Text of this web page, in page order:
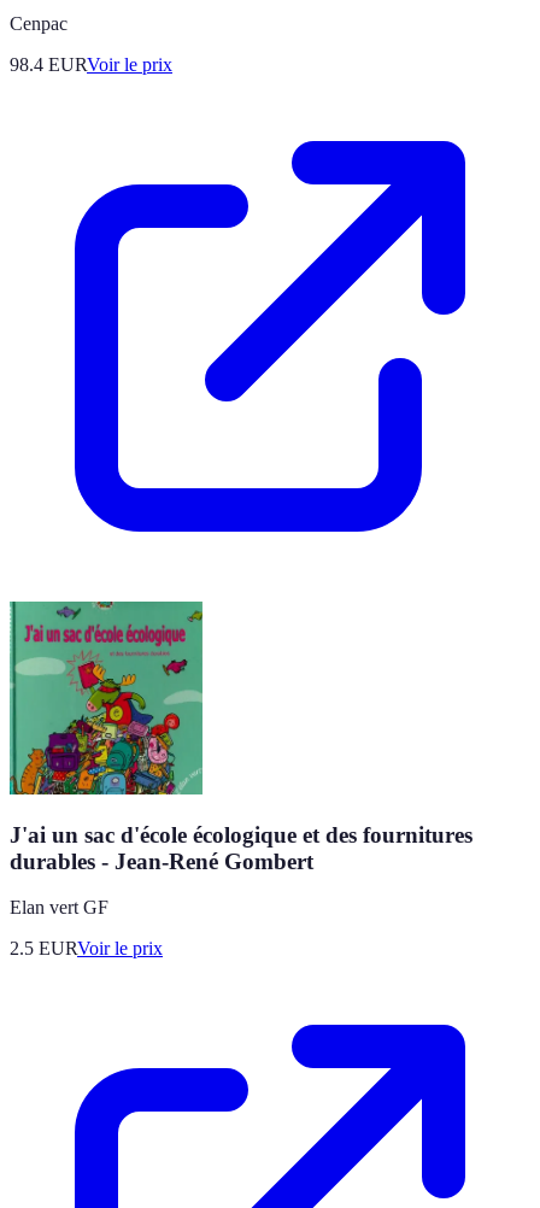
Cenpac
98.4 EURVoir le prix
J'ai un sac d'école écologique et des fournitures
durables - Jean-René Gombert
Elan vert GF
2.5 EURVoir le prix